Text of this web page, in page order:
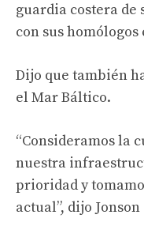
guardia costera de
con sus
Dijo que también
el Mar Báltico.
“Consideramos la
nuestra
prioridad y
actual”, dijo